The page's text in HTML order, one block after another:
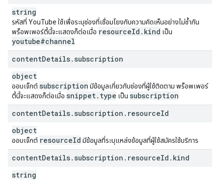
string
รหัสที่ YouTube ใช้เพื่อระบุช่องที่เชื่อมโยงกับความคิดเห็นอย่างไม่ซ้ำกัน
พร็อพเพอร์ตี้นี้จะแสดงก็ต่อเมื่อ resourceId . kind เป็น
youtube#channel
contentDetails. subscription
object
ออบเจ็กต์ subscription มีข้อมูลเกี่ยวกับช่องที่ผู้ใช้ติดตาม พร็อพเพอร์
ตี้นี้จะแสดงก็ต่อเมื่อ snippet. type เป็น subscription
contentDetails. subscription . resourceId
object
ออบเจ็กต์ resourceId มีข้อมูลที่ระบุแหล่งข้อมูลที่ผู้ใช้สมัครใช้บริการ
contentDetails. subscription . resourceId . kind
string